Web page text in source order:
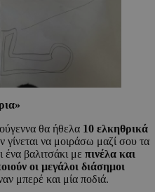
»
θα ήθελα 10 ελκηθρικά
γίνεται να μοιράσω μαζί σου τα
βαλιτσάκι με πινέλα και
οι μεγάλοι διάσημοι
μπερέ και μία ποδιά.